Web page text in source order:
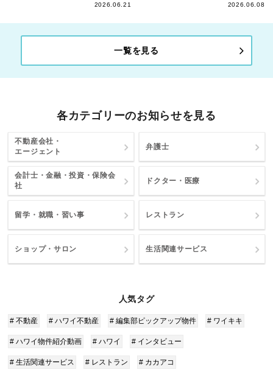
2026.06.21 2026.06.08
一覧を見る
各カテゴリーのお知らせを見る
不動産会社・
エージェント
弁護士
会計士・金融・投資・保険会
社
ドクター・医療
留学・就職・習い事 レストラン
ショップ・サロン 生活関連サービス
人気タグ
# 不動産 # ハワイ不動産 # 編集部ピックアップ物件 # ワイキキ
# ハワイ物件紹介動画 # ハワイ # インタビュー
# 生活関連サービス # レストラン # カカアコ